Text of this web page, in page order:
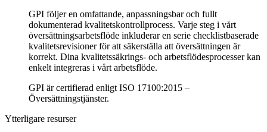
GPI följer en omfattande, anpassningsbar och fullt
dokumenterad kvalitetskontrollprocess. Varje steg i vårt
översättningsarbetsflöde inkluderar en serie checklistbaserade
kvalitetsrevisioner för att säkerställa att översättningen är
korrekt. Dina kvalitetssäkrings- och arbetsflödesprocesser kan
enkelt integreras i vårt arbetsflöde.
GPI är certifierad enligt ISO 17100:2015 –
Översättningstjänster.
Ytterligare resurser